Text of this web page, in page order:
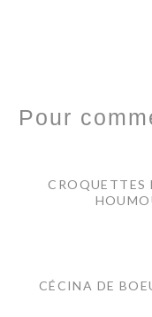
Pour
CROQUETTES
CÉCINA DE